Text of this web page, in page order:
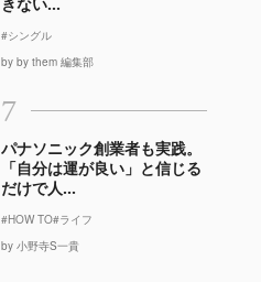
#シングル
by by them 編集部
7
パナソニック創業者も実践。
「自分は運が良い」と信じる
だけで人...
#HOW TO#ライフ
by 小野寺S一貴